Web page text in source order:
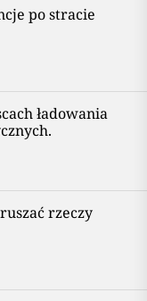
po stracie
ładowania
rzeczy